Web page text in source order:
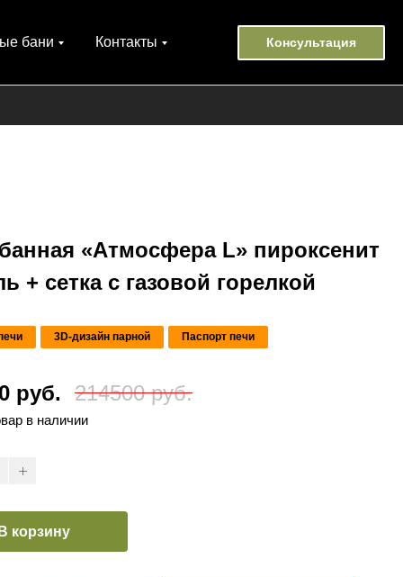
бани Контакты Консультация
«Атмосфера L» пироксенит
+ сетка с газовой горелкой
3D-дизайн парной Паспорт печи
руб. 214500 руб.
в наличии
корзину